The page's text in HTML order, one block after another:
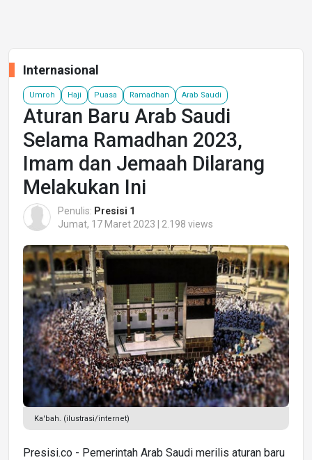
Internasional
Umroh Haji Puasa Ramadhan Arab Saudi
Aturan Baru Arab Saudi
Selama Ramadhan 2023,
Imam dan Jemaah Dilarang
Melakukan Ini
Penulis: Presisi 1
Jumat, 17 Maret 2023 | 2.198 views
Ka'bah. (ilustrasi/internet)
Presisi.co - Pemerintah Arab Saudi merilis aturan baru